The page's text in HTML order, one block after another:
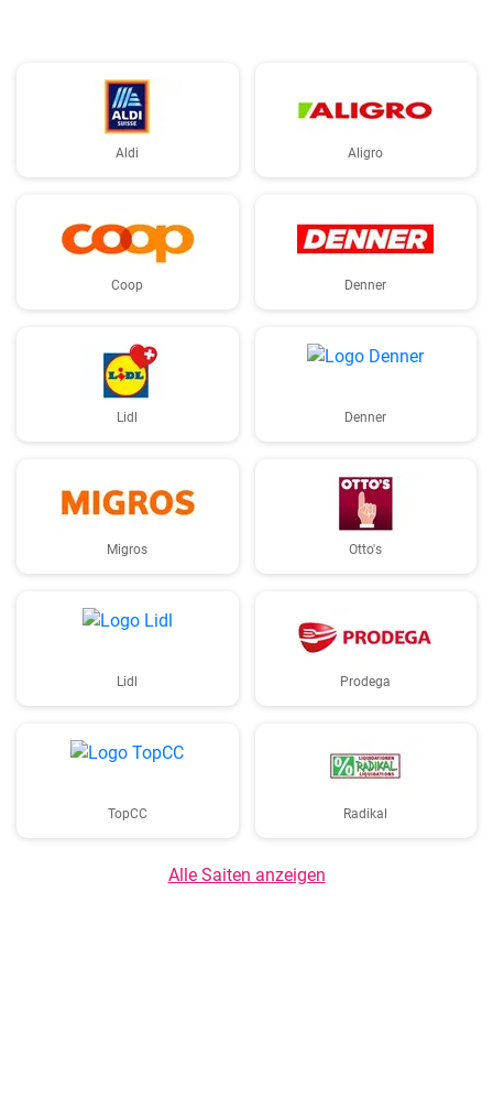
Aldi Aligro
Coop Denner
Lidl Denner
Migros Otto's
Lidl Prodega
TopCC Radikal
Alle Saiten anzeigen